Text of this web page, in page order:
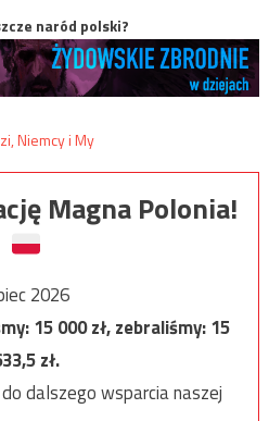
naród polski?
Magna Polonia!
2026
15 000zł, zebraliśmy:15
zł.
dalszego wsparcia naszej